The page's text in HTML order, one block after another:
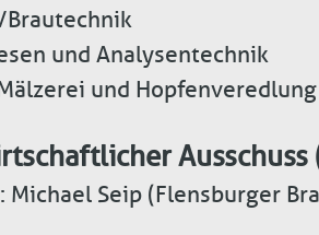
und Analysentechnik
und Hopfenveredlung
Ausschuss
Michael Seip (Flensburger